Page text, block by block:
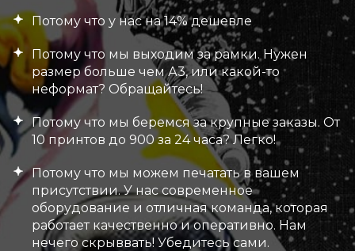
Потому что у нас на 14% дешевле
Потому что мы выходим за рамки. Нужен
размер больше чем А3, или какой-то
неформат? Обращайтесь!
Потому что мы беремся за крупные заказы. От
10 принтов до 900 за 24 часа? Легко!
Потому что мы можем печатать в вашем
присутствии. У нас современное
оборудование и отличная команда, которая
работает качественно и оперативно. Нам
нечего скрыввать! Убедитесь сами.